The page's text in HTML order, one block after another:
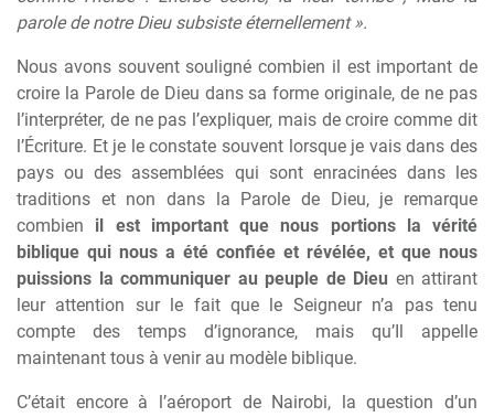
parole de notre Dieu subsiste éternellement ».
Nous avons souvent souligné combien il est important de
croire la Parole de Dieu dans sa forme originale, de ne pas
l’interpréter, de ne pas l’expliquer, mais de croire comme dit
l’Écriture. Et je le constate souvent lorsque je vais dans des
pays ou des assemblées qui sont enracinées dans les
traditions et non dans la Parole de Dieu, je remarque
combien il est important que nous portions la vérité
biblique qui nous a été confiée et révélée, et que nous
puissions la communiquer au peuple de Dieu en attirant
leur attention sur le fait que le Seigneur n’a pas tenu
compte des temps d’ignorance, mais qu’Il appelle
maintenant tous à venir au modèle biblique.
C’était encore à l’aéroport de Nairobi, la question d’un